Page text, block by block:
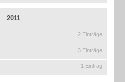
2011
2 Einträge
3 Einträge
1 Eintrag